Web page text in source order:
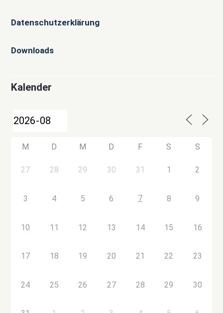
Datenschutzerklärung
Downloads
Kalender
M D M D F S S
27 28 29 30 31 1 2
3 4 5 6 7 8 9
10 11 12 13 14 15 16
17 18 19 20 21 22 23
24 25 26 27 28 29 30